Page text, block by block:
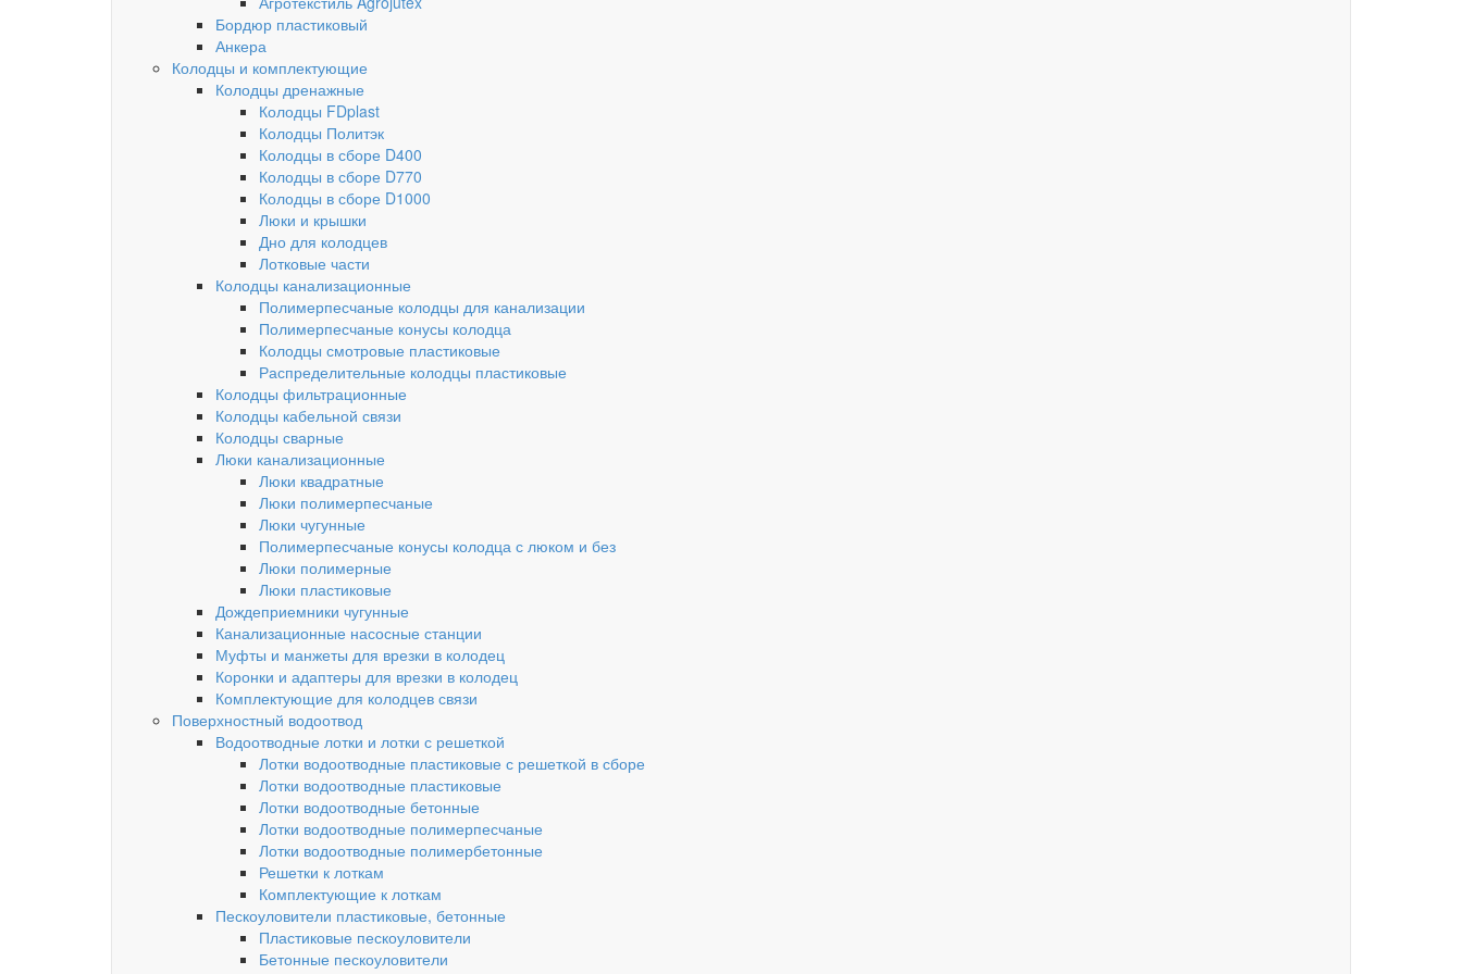
Бордюр пластиковый
Анкера
Колодцы и комплектующие
Колодцы дренажные
Колодцы FDplast
Колодцы Политэк
Колодцы в сборе D400
Колодцы в сборе D770
Колодцы в сборе D1000
Люки и крышки
Дно для колодцев
Лотковые части
Колодцы канализационные
Полимерпесчаные колодцы для канализации
Полимерпесчаные конусы колодца
Колодцы смотровые пластиковые
Распределительные колодцы пластиковые
Колодцы фильтрационные
Колодцы кабельной связи
Колодцы сварные
Люки канализационные
Люки квадратные
Люки полимерпесчаные
Люки чугунные
Полимерпесчаные конусы колодца с люком и без
Люки полимерные
Люки пластиковые
Дождеприемники чугунные
Канализационные насосные станции
Муфты и манжеты для врезки в колодец
Коронки и адаптеры для врезки в колодец
Комплектующие для колодцев связи
Поверхностный водоотвод
Водоотводные лотки и лотки с решеткой
Лотки водоотводные пластиковые с решеткой в сборе
Лотки водоотводные пластиковые
Лотки водоотводные бетонные
Лотки водоотводные полимерпесчаные
Лотки водоотводные полимербетонные
Решетки к лоткам
Комплектующие к лоткам
Пескоуловители пластиковые, бетонные
Пластиковые пескоуловители
Бетонные пескоуловители